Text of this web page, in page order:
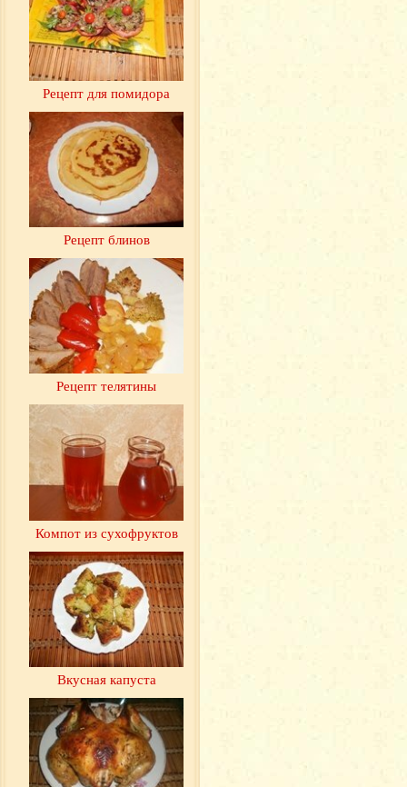
Рецепт для помидора
Рецепт блинов
Рецепт телятины
Компот из сухофруктов
Вкусная капуста